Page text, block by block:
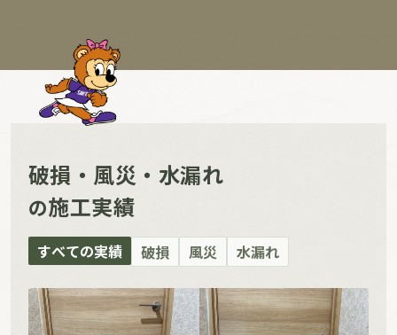
破損・風災・水漏れ
の施工実績
すべての実績 破損 風災 水漏れ